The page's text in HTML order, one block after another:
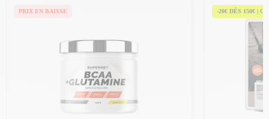
PRIX EN BAISSE -20€ DÈS 150€ |